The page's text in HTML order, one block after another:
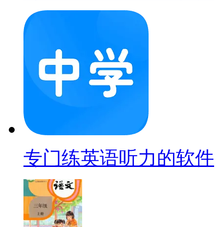
专门练英语听力的软件